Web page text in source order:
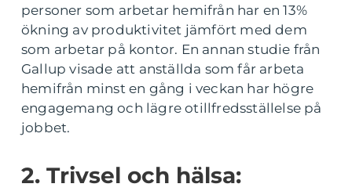
personer som arbetar hemifrån har en 13%
ökning av produktivitet jämfört med dem
som arbetar på kontor. En annan studie från
Gallup visade att anställda som får arbeta
hemifrån minst en gång i veckan har högre
engagemang och lägre otillfredsställelse på
jobbet.
2. Trivsel och hälsa: